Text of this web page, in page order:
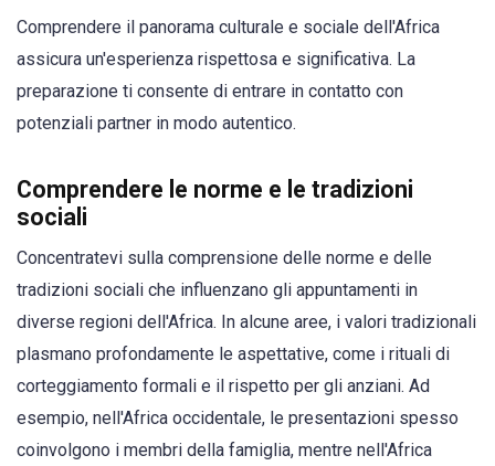
Comprendere il panorama culturale e sociale dell'Africa
assicura un'esperienza rispettosa e significativa. La
preparazione ti consente di entrare in contatto con
potenziali partner in modo autentico.
Comprendere le norme e le tradizioni
sociali
Concentratevi sulla comprensione delle norme e delle
tradizioni sociali che influenzano gli appuntamenti in
diverse regioni dell'Africa. In alcune aree, i valori tradizionali
plasmano profondamente le aspettative, come i rituali di
corteggiamento formali e il rispetto per gli anziani. Ad
esempio, nell'Africa occidentale, le presentazioni spesso
coinvolgono i membri della famiglia, mentre nell'Africa